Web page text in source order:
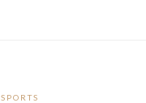
SPORTS